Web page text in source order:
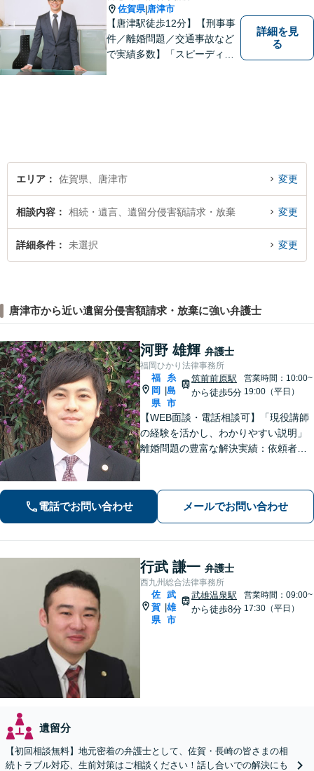
佐賀県|唐津市
【唐津駅徒歩12分】【刑事事
件／離婚問題／交通事故など
で実績多数】「スピーディで
詳細を見
る
エリア 佐賀県、唐津市 変更
相談内容 相続・遺言、遺留分侵害額請求・放棄 変更
詳細条件 未選択 変更
唐津市から近い遺留分侵害額請求・放棄に強い弁護士
河野 雄輝 弁護士
福岡ひかり法律事務所
福
岡
県
|
糸
島
市
筑前前原駅
から徒歩5分
営業時間：10:00~
19:00（平日）
【WEB面談・電話相談可】「現役講師
の経験を活かし、わかりやすい説明」
離婚問題の豊富な解決実績：依頼者さ
金問題：豊富な相談実績で借金の苦し
みへの深く共感」ご依頼後は最短で督
促ストップ
電話でお問い合わせ メールでお問い合わせ
行武 謙一 弁護士
西九州総合法律事務所
佐
賀
県
|
武
雄
市
武雄温泉駅
から徒歩8分
営業時間：09:00~
17:30（平日）
遺留分
【初回相談無料】地元密着の弁護士として、佐賀・長崎の皆さまの相
続トラブル対応、生前対策はご相談ください！話し合いでの解決にも